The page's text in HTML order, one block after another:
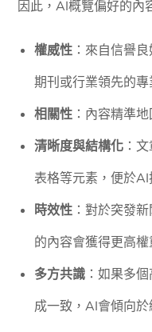
因此，AI概覽偏好的內
權威性 ：來自信譽
期刊或行業領先的專
相關性 ：內容精準
清晰度與結構化 ：
表格等元素，便於
時效性 ：對於突發
的內容會獲得更高權
多方共識 ：如果多
成一致，AI會傾向於